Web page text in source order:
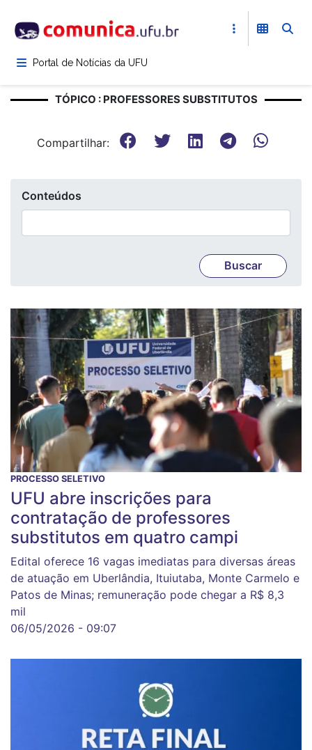
para
conteúdoPortal de Notícias da UFU
TÓPICO : PROFESSORES SUBSTITUTOS
Compartilhar:
Conteúdos
PROCESSO SELETIVO
UFU abre inscrições para
contratação de professores
substitutos em quatro campi
Edital oferece 16 vagas imediatas para diversas áreas
de atuação em Uberlândia, Ituiutaba, Monte Carmelo e
Patos de Minas; remuneração pode chegar a R$ 8,3
mil
06/05/2026 - 09:07